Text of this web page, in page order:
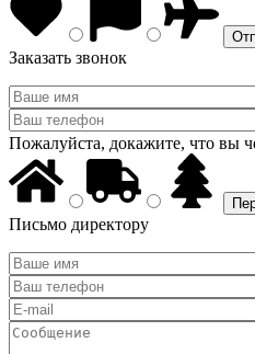
Заказать звонок
Пожалуйста, докажите, что вы
Письмо директору